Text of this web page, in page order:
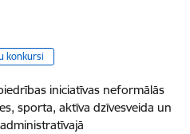
konkursi
iniciatīvas neformālās
sporta, aktīva dzīvesveida un